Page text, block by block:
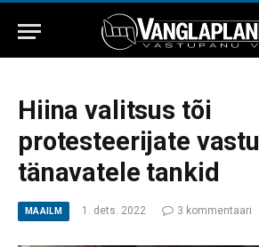
Hiina valitsus tõi
protesteerijate vastu
tänavatele tankid
MAAILM 1. dets. 2022 3 kommentaari